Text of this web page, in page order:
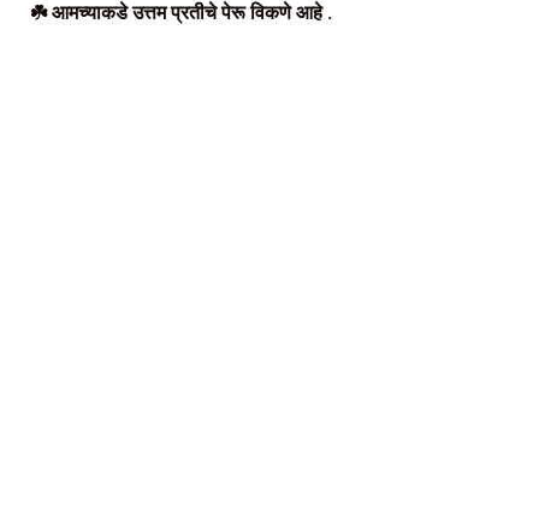
☘️ आमच्याकडे उत्तम प्रतीचे पेरू विकणे आहे .